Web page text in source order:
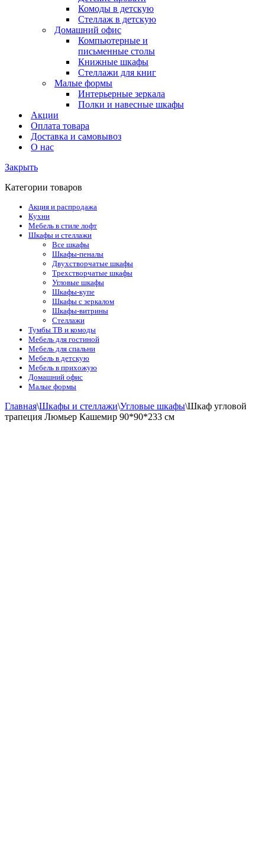
Комоды в детскую
Стеллаж в детскую
Домашний офис
Компьютерные и
письменные столы
Книжные шкафы
Стеллажи для книг
Малые формы
Интерьерные зеркала
Полки и навесные шкафы
Акции
Оплата товара
Доставка и самовывоз
О нас
Закрыть
Категории товаров
Акция и распродажа
Кухни
Мебель в стиле лофт
Шкафы и стеллажи
Все шкафы
Шкафы-пеналы
Двухстворчатые шкафы
Трехстворчатые шкафы
Угловые шкафы
Шкафы-купе
Шкафы с зеркалом
Шкафы-витрины
Стеллажи
Тумбы ТВ и комоды
Мебель для гостиной
Мебель для спальни
Мебель в детскую
Мебель в прихожую
Домашний офис
Малые формы
Главная\Шкафы и стеллажи\Угловые шкафы\Шкаф угловой
трапеция Люмьер Кашемир 90*90*233 см